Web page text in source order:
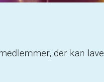
der kan lave